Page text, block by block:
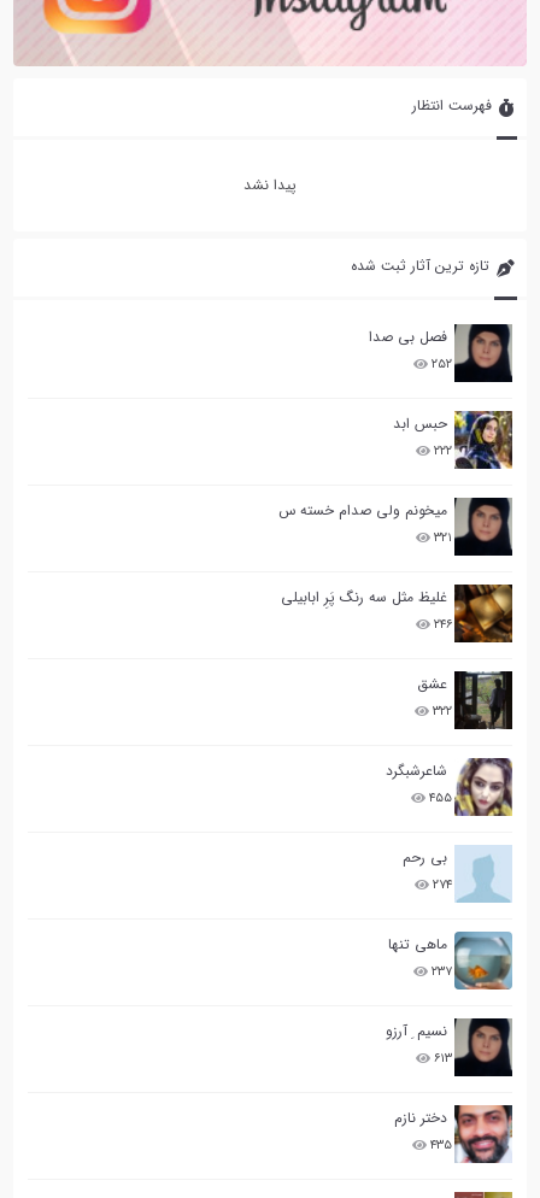
تازه ترین آثار ثبت شده
فصل بی صدا
۲۵۲
حبس ابد
۲۲۲
میخونم ولی صدام خسته س
۳۲۱
غلیظ مثل سه رنگ پَرِ ابابیلی
۲۴۶
عشق
۳۲۲
شاعرشبگرد
۴۵۵
بی رحم
۲۷۴
ماهی تنها
۲۳۷
نسیم ِ آرزو
۶۱۳
دختر نازم
۴۳۵
فهرست انتظار
پیدا نشد